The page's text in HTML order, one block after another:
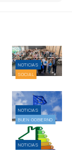
NOTICIAS
SOCIAL
NOTICIAS
BUEN GOBIERNO
NOTICIAS